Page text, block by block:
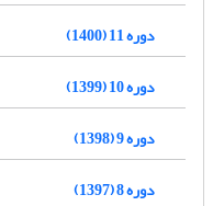
دوره 11 (1400)
دوره 10 (1399)
دوره 9 (1398)
دوره 8 (1397)